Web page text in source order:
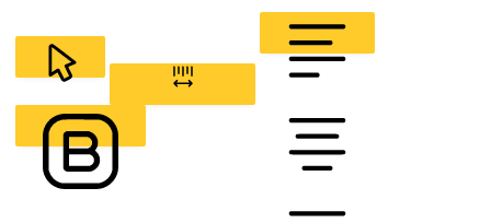
CURSOR